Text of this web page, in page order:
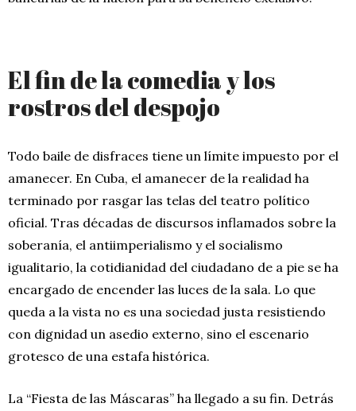
El fin de la comedia y los
rostros del despojo
Todo baile de disfraces tiene un límite impuesto por el
amanecer. En Cuba, el amanecer de la realidad ha
terminado por rasgar las telas del teatro político
oficial. Tras décadas de discursos inflamados sobre la
soberanía, el antiimperialismo y el socialismo
igualitario, la cotidianidad del ciudadano de a pie se ha
encargado de encender las luces de la sala. Lo que
queda a la vista no es una sociedad justa resistiendo
con dignidad un asedio externo, sino el escenario
grotesco de una estafa histórica.
La “Fiesta de las Máscaras” ha llegado a su fin. Detrás